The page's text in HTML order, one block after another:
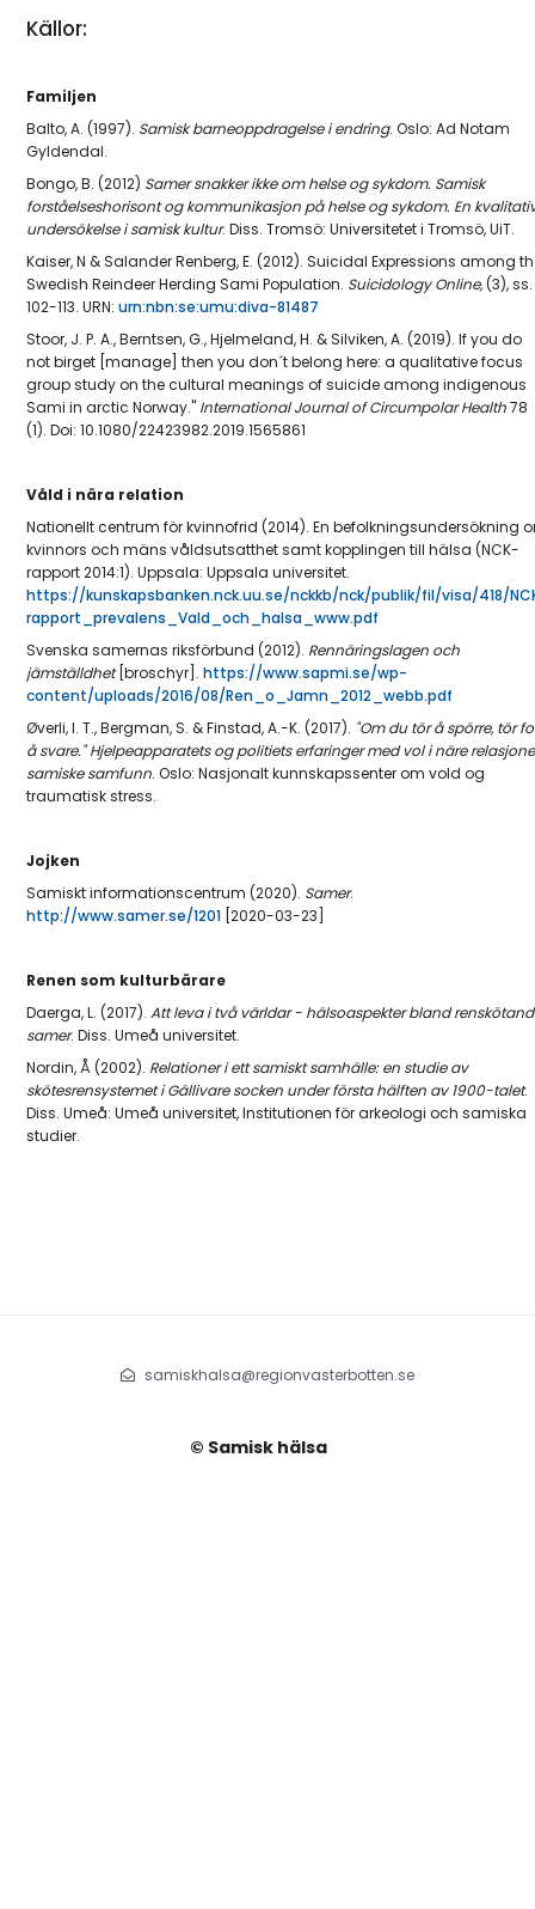
Källor:
Familjen
Balto, A. (1997). Samisk barneoppdragelse i endring. Oslo: Ad Notam
Gyldendal.
Bongo, B. (2012) Samer snakker ikke om helse og sykdom. Samisk
forståelseshorisont og kommunikasjon på helse og sykdom. En
undersökelse i samisk kultur. Diss. Tromsö: Universitetet i Tromsö, UiT.
Kaiser, N & Salander Renberg, E. (2012). Suicidal Expressions among
Swedish Reindeer Herding Sami Population. Suicidology Online,(3), ss.
102-113. URN: urn:nbn:se:umu:diva-81487
Stoor, J. P. A., Berntsen, G., Hjelmeland, H. & Silviken, A. (2019). If you do
not birget [manage] then you don´t belong here: a qualitative focus
group study on the cultural meanings of suicide among indigenous
Sami in arctic Norway." International Journal of Circumpolar Health78
(1). Doi: 10.1080/22423982.2019.1565861
Våld i nära relation
Nationellt centrum för kvinnofrid (2014). En befolkningsundersökning
kvinnors och mäns våldsutsatthet samt kopplingen till hälsa (NCK-
rapport 2014:1). Uppsala: Uppsala universitet.
https://kunskapsbanken.nck.uu.se/nckkb/nck/publik/fil/visa/418/
rapport_prevalens_Vald_och_halsa_www.pdf
Svenska samernas riksförbund (2012). Rennäringslagen och
jämställdhet[broschyr]. https://www.sapmi.se/wp-
content/uploads/2016/08/Ren_o_Jamn_2012_webb.pdf
Øverli, I. T., Bergman, S. & Finstad, A.-K. (2017). "Om du tör å spörre, tör
å svare." Hjelpeapparatets og politiets erfaringer med vol i näre
samiske samfunn. Oslo: Nasjonalt kunnskapssenter om vold og
traumatisk stress.
Jojken
Samiskt informationscentrum (2020). Samer.
http://www.samer.se/1201 [2020-03-23]
Renen som kulturbärare
Daerga, L. (2017). Att leva i två världar - hälsoaspekter bland
samer. Diss. Umeå universitet.
Nordin, Å (2002). Relationer i ett samiskt samhälle: en studie av
skötesrensystemet i Gällivare socken under första hälften av 1900-talet.
Diss. Umeå: Umeå universitet, Institutionen för arkeologi och samiska
studier.
samiskhalsa@regionvasterbotten.se
© Samisk hälsa